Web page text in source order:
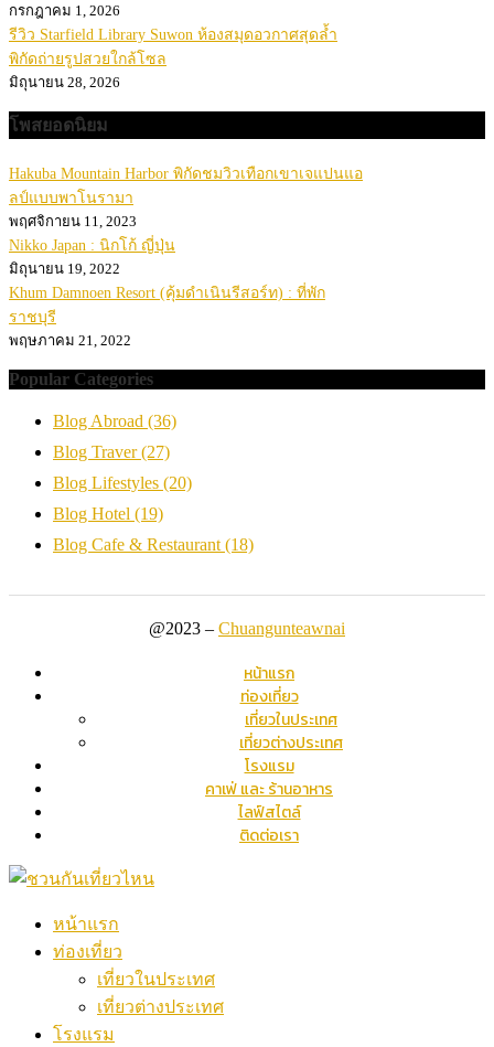
กรกฎาคม 1, 2026
รีวิว Starfield Library Suwon ห้องสมุดอวกาศสุดล้ำ
พิกัดถ่ายรูปสวยใกล้โซล
มิถุนายน 28, 2026
โพสยอดนิยม
Hakuba Mountain Harbor พิกัดชมวิวเทือกเขาเจแปนแอ
ลป์แบบพาโนรามา
พฤศจิกายน 11, 2023
Nikko Japan : นิกโก้ ญี่ปุ่น
มิถุนายน 19, 2022
Khum Damnoen Resort (คุ้มดำเนินรีสอร์ท) : ที่พัก
ราชบุรี
พฤษภาคม 21, 2022
Popular Categories
Blog Abroad (36)
Blog Traver(27)
Blog Lifestyles (20)
Blog Hotel (19)
Blog Cafe & Restaurant (18)
@2023 – Chuangunteawnai
หน้าแรก
ท่องเที่ยว
เที่ยวในประเทศ
เที่ยวต่างประเทศ
โรงแรม
คาเฟ่ และ ร้านอาหาร
ไลฟ์สไตล์
ติดต่อเรา
หน้าแรก
ท่องเที่ยว
เที่ยวในประเทศ
เที่ยวต่างประเทศ
โรงแรม